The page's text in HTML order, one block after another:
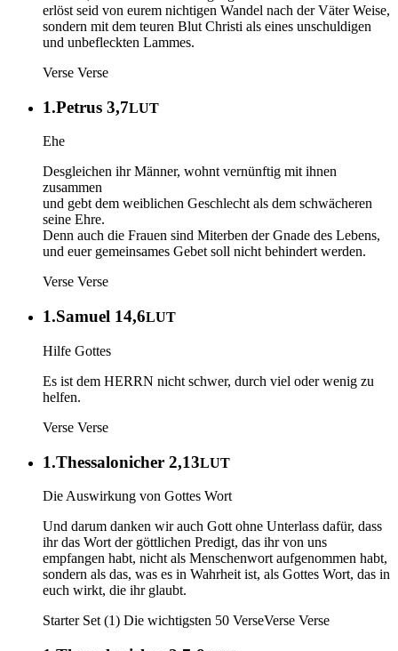
erlöst seid von eurem nichtigen Wandel nach der Väter Weise,
sondern mit dem teuren Blut Christi als eines unschuldigen
und unbefleckten Lammes.
Verse Verse
1.Petrus 3,7LUT
Ehe
Desgleichen ihr Männer, wohnt vernünftig mit ihnen
zusammen
und gebt dem weiblichen Geschlecht als dem schwächeren
seine Ehre.
Denn auch die Frauen sind Miterben der Gnade des Lebens,
und euer gemeinsames Gebet soll nicht behindert werden.
Verse Verse
1.Samuel 14,6LUT
Hilfe Gottes
Es ist dem HERRN nicht schwer, durch viel oder wenig zu
helfen.
Verse Verse
1.Thessalonicher 2,13LUT
Die Auswirkung von Gottes Wort
Und darum danken wir auch Gott ohne Unterlass dafür, dass
ihr das Wort der göttlichen Predigt, das ihr von uns
empfangen habt, nicht als Menschenwort aufgenommen habt,
sondern als das, was es in Wahrheit ist, als Gottes Wort, das in
euch wirkt, die ihr glaubt.
Starter Set (1) Die wichtigsten 50 VerseVerse Verse